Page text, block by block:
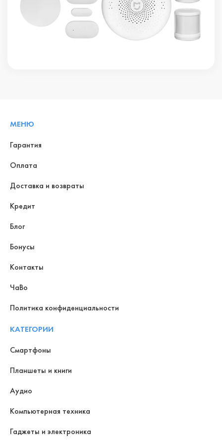
МЕНЮ
Гарантия
Оплата
Доставка и возвраты
Кредит
Блог
Бонусы
Контакты
ЧаВо
Политика конфиденциальности
КАТЕГОРИИ
Смартфоны
Планшеты и книги
Аудио
Компьютерная техника
Гаджеты и электроника